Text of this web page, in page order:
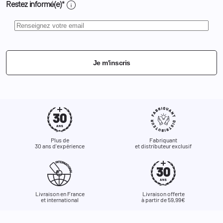
Restez informé(e)* info
Je m'inscris
Plus de
30 ans d'expérience
Fabriquant
et distributeur exclusif
Livraison en France
et international
Livraison offerte
à partir de 59,99€